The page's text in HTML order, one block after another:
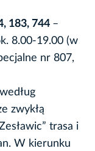
183, 744 –
8.00-19.00 (w
nr 807,
zwykłą
trasa i
W kierunku